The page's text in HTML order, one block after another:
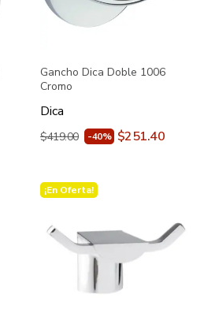
Gancho Dica Doble 1006
Cromo
Dica
$419.00 -40% $251.40
¡En Oferta!